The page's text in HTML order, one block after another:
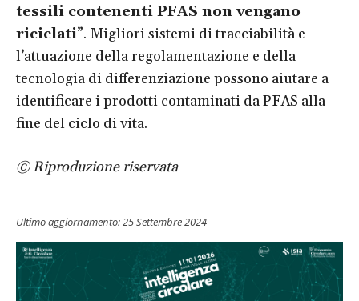
tessili contenenti PFAS non vengano
riciclati”. Migliori sistemi di tracciabilità e
l’attuazione della regolamentazione e della
tecnologia di differenziazione possono aiutare a
identificare i prodotti contaminati da PFAS alla
fine del ciclo di vita.
© Riproduzione riservata
Ultimo aggiornamento:25 Settembre 2024